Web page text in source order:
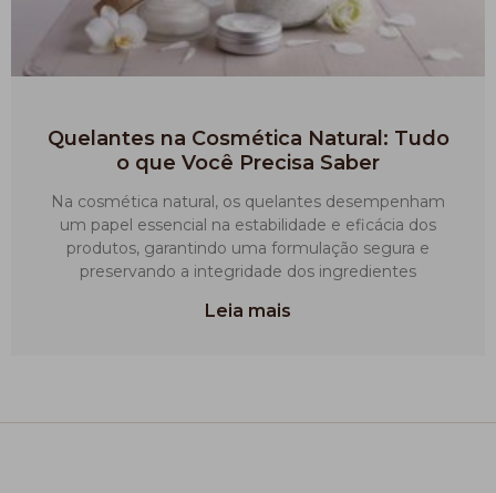
Quelantes na Cosmética Natural: Tudo
o que Você Precisa Saber
Na cosmética natural, os quelantes desempenham
um papel essencial na estabilidade e eficácia dos
produtos, garantindo uma formulação segura e
preservando a integridade dos ingredientes
Leia mais